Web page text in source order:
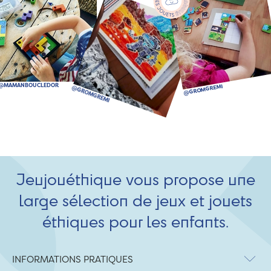
Jeujouéthique vous propose une
large sélection de jeux et jouets
éthiques pour les enfants.
INFORMATIONS PRATIQUES